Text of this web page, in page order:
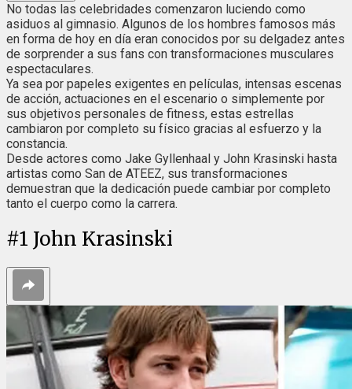
No todas las celebridades comenzaron luciendo como
asiduos al gimnasio. Algunos de los hombres famosos más
en forma de hoy en día eran conocidos por su delgadez antes
de sorprender a sus fans con transformaciones musculares
espectaculares.
Ya sea por papeles exigentes en películas, intensas escenas
de acción, actuaciones en el escenario o simplemente por
sus objetivos personales de fitness, estas estrellas
cambiaron por completo su físico gracias al esfuerzo y la
constancia.
Desde actores como Jake Gyllenhaal y John Krasinski hasta
artistas como San de ATEEZ, sus transformaciones
demuestran que la dedicación puede cambiar por completo
tanto el cuerpo como la carrera.
#1 John Krasinski